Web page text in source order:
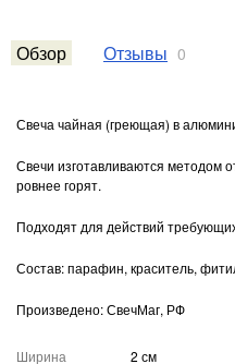
Обзор Отзывы 0
Свеча чайная (греющая) в
Свечи изготавливаются методом
ровнее горят.
Подходят для действий
Состав: парафин, краситель,
Произведено: СвечМаг, РФ
Ширина 2 см